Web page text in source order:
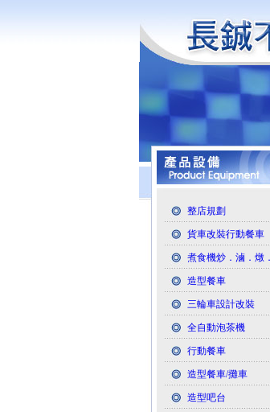
整店規劃
貨車改裝行動餐車
煮食機炒．滷．燉
造型餐車
三輪車設計改裝
全自動泡茶機
行動餐車
造型餐車/攤車
造型吧台